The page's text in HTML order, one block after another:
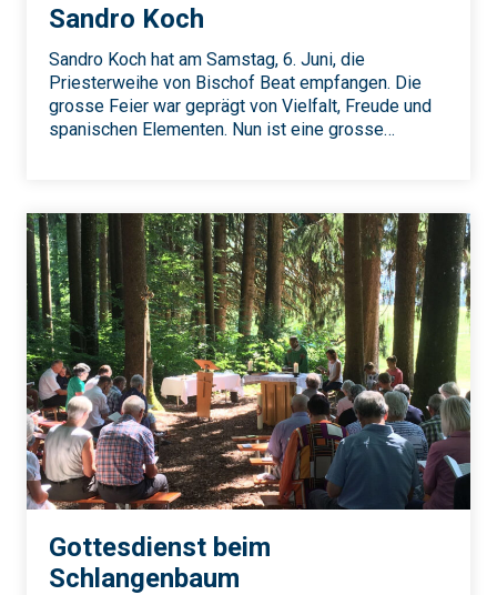
Sandro Koch
Sandro Koch hat am Samstag, 6. Juni, die
Priesterweihe von Bischof Beat empfangen. Die
grosse Feier war geprägt von Vielfalt, Freude und
spanischen Elementen. Nun ist eine grosse…
Gottesdienst beim
Schlangenbaum